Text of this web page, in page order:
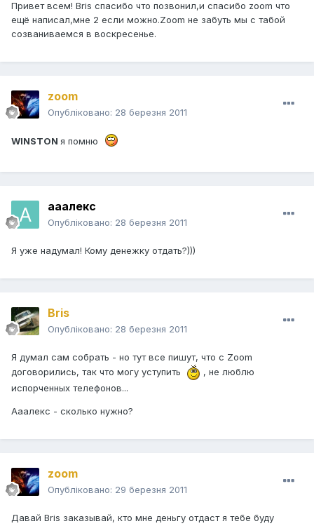
Привет всем! Bris спасибо что позвонил,и спасибо zoom что
ещё написал,мне 2 если можно.Zoom не забуть мы с табой
созваниваемся в воскресенье.
zoom
Опубліковано: 28 березня 2011
WINSTON я помню
ааалекс
Опубліковано: 28 березня 2011
Я уже надумал! Кому денежку отдать?)))
Bris
Опубліковано: 28 березня 2011
Я думал сам собрать - но тут все пишут, что c Zoom
договорились, так что могу уступить
, не люблю
испорченных телефонов...
Ааалекс - сколько нужно?
zoom
Опубліковано: 29 березня 2011
Давай Bris заказывай, кто мне деньгу отдаст я тебе буду